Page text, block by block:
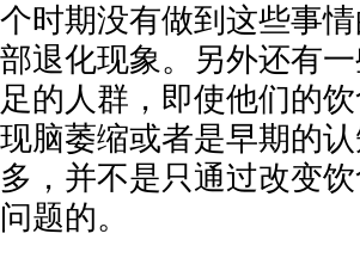
个时期没有做到这些事
部退化现象。另外还有
足的人群，即使他们的
现脑萎缩或者是早期的
多，并不是只通过改变
问题的。